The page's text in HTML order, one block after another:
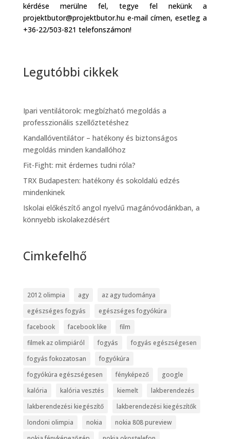
kérdése merülne fel, tegye fel nekünk a
projektbutor@projektbutor.hu e-mail címen, esetleg a
+36-22/503-821 telefonszámon!
Legutóbbi cikkek
Ipari ventilátorok: megbízható megoldás a
professzionális szellőztetéshez
Kandallóventilátor – hatékony és biztonságos
megoldás minden kandallóhoz
Fit-Fight: mit érdemes tudni róla?
TRX Budapesten: hatékony és sokoldalú edzés
mindenkinek
Iskolai előkészítő angol nyelvű magánóvodánkban, a
könnyebb iskolakezdésért
Cimkefelhő
2012 olimpia agy
az agy tudománya
egészséges fogyás
egészséges fogyókúra
facebook
facebook like
film
filmek az olimpiáról
fogyás
fogyás egészségesen
fogyás fokozatosan
fogyókúra
fogyókúra egészségesen
fényképező
google
kalória
kalória vesztés kiemelt
lakberendezés
lakberendezési kiegészítő
lakberendezési kiegészítők
londoni olimpia
nokia
nokia 808 pureview